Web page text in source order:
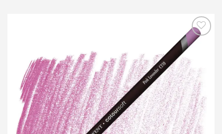
Noriu!